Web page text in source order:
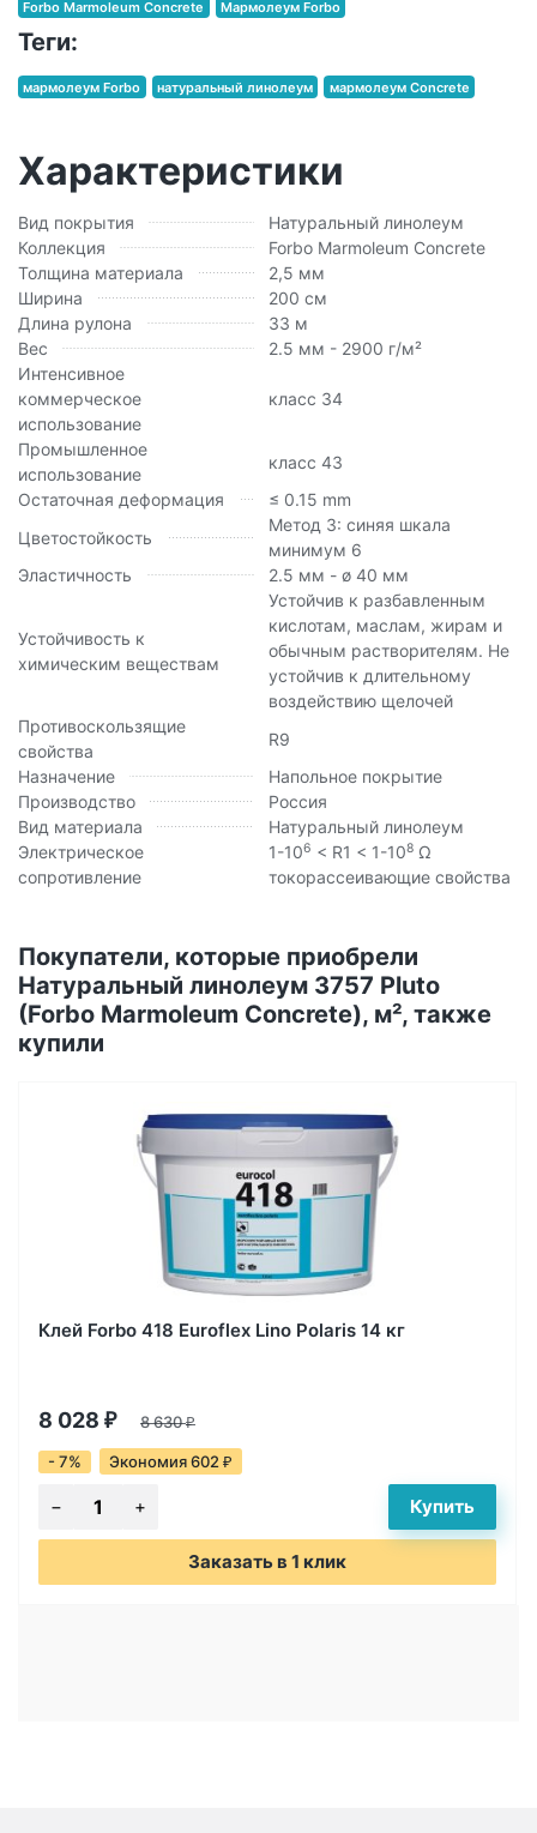
Forbo Marmoleum Concrete Мармолеум Forbo
Теги:
мармолеум Forbo натуральный линолеум мармолеум Concrete
Характеристики
Вид покрытия
Натуральный линолеум
Коллекция
Forbo Marmoleum Concrete
Толщина материала
2,5 мм
Ширина
200 см
Длина рулона
33 м
Вес
2.5 мм - 2900 г/м²
Интенсивное
коммерческое
использование
класс 34
Промышленное
использование
класс 43
Остаточная деформация
≤ 0.15 mm
Цветостойкость
Метод 3: синяя шкала
минимум 6
Эластичность
2.5 мм - ø 40 мм
Устойчивость к
химическим веществам
Устойчив к разбавленным
кислотам, маслам, жирам и
обычным растворителям. Не
устойчив к длительному
воздействию щелочей
Противоскользящие
свойства
R9
Назначение
Напольное покрытие
Производство
Россия
Вид материала
Натуральный линолеум
Электрическое
сопротивление
1-106 < R1 < 1-108 Ω
токорассеивающие свойства
Покупатели, которые приобрели
Натуральный линолеум 3757 Pluto
(Forbo Marmoleum Concrete), м², также
купили
Клей Forbo 418 Euroflex Lino Polaris 14 кг
8 028 ₽ 8 630₽
- 7% Экономия 602 ₽
Заказать в 1 клик